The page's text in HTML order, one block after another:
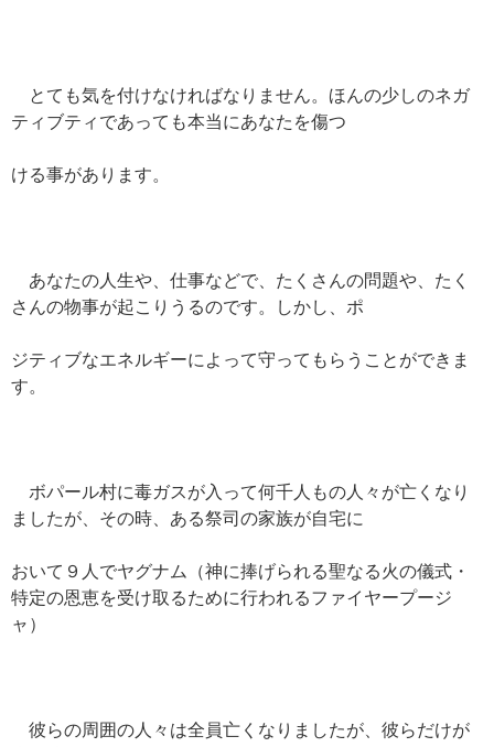
とても気を付けなければなりません。ほんの少しのネガ
ティブティであっても本当にあなたを傷つ
ける事があります。
あなたの人生や、仕事などで、たくさんの問題や、たく
さんの物事が起こりうるのです。しかし、ポ
ジティブなエネルギーによって守ってもらうことができま
す。
ボパール村に毒ガスが入って何千人もの人々が亡くなり
ましたが、その時、ある祭司の家族が自宅に
おいて９人でヤグナム（神に捧げられる聖なる火の儀式・
特定の恩恵を受け取るために行われるファイヤープージ
ャ）
彼らの周囲の人々は全員亡くなりましたが、彼らだけが